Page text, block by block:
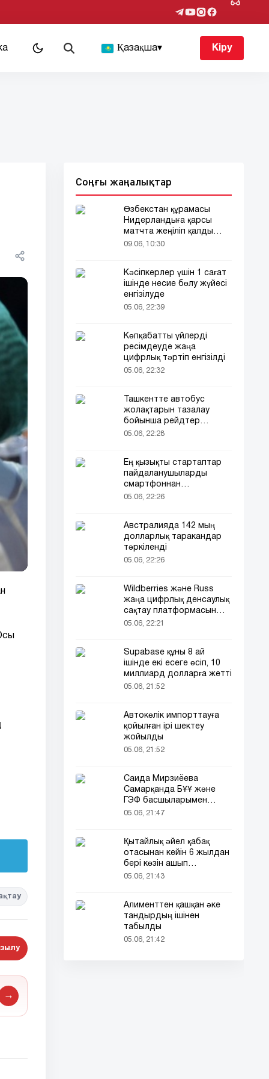
Қазақша▾ Кіру
→
Соңғы жаңалықтар
Өзбекстан құрамасы
Нидерландыға қарсы
матчта жеңіліп қалды
(видео)
09.06, 10:30
Кәсіпкерлер үшін 1 сағат
ішінде несие бөлу жүйесі
енгізілуде
05.06, 22:39
Көпқабатты үйлерді
ресімдеуде жаңа
цифрлық тәртіп енгізілді
05.06, 22:32
Ташкентте автобус
жолақтарын тазалау
бойынша рейдтер
басталды
05.06, 22:28
Ең қызықты стартаптар
пайдаланушыларды
смартфоннан
алшақтатқысы келеді
05.06, 22:26
Австралияда 142 мың
долларлық таракандар
тәркіленді
05.06, 22:26
Wildberries және Russ
жаңа цифрлық денсаулық
сақтау платформасын
іске қосады
05.06, 22:21
Supabase құны 8 ай
ішінде екі есеге өсіп, 10
миллиард долларға жетті
05.06, 21:52
Автокөлік импорттауға
қойылған ірі шектеу
жойылды
05.06, 21:52
Саида Мирзиёева
Самарқанда БҰҰ және
ГЭФ басшыларымен
кездесті (фото)
05.06, 21:47
Қытайлық әйел қабақ
отасынан кейін 6 жылдан
бері көзін ашып
ұйықтайды
05.06, 21:43
Алименттен қашқан әке
тандырдың ішінен
табылды
05.06, 21:42